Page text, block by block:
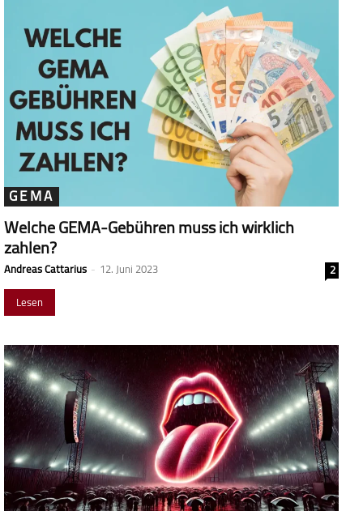
GEMA
Welche GEMA-Gebühren muss ich wirklich
zahlen?
Andreas Cattarius - 12. Juni 2023
2
Lesen